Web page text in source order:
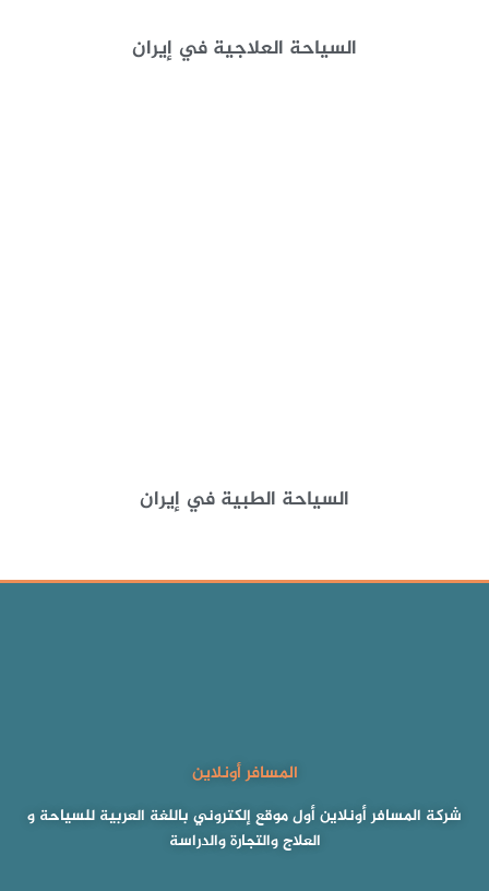
السياحة العلاجية في إيران
السياحة الطبية في إيران
المسافر أونلاين
شركة المسافر أونلاين أول موقع إلكتروني باللغة العربية للسياحة و
العلاج والتجارة والدراسة